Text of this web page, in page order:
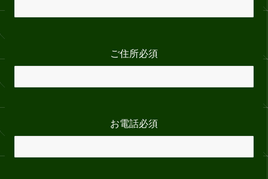
ご住所必須
お電話必須